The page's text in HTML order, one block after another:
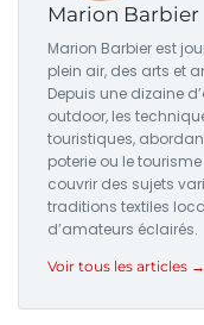
Marion Barbier
Marion Barbier est
plein air, des arts et
Depuis une dizaine
outdoor, les
touristiques,
poterie ou le
couvrir des sujets
traditions textiles
d’amateurs éclairés.
Voir tous les articles →